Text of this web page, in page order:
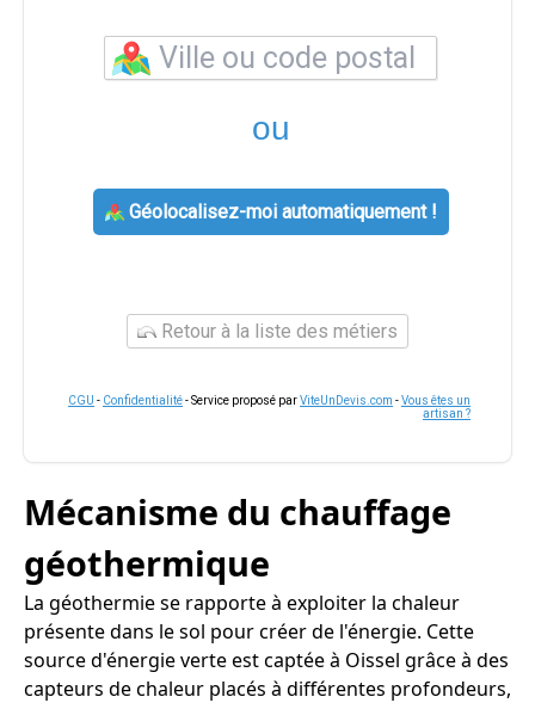
ou
Géolocalisez-moi automatiquement !
Retour à la liste des métiers
CGU - Confidentialité- Service proposé parViteUnDevis.com -Vous êtes un
artisan ?
Mécanisme du chauffage
géothermique
La géothermie se rapporte à exploiter la chaleur
présente dans le sol pour créer de l'énergie. Cette
source d'énergie verte est captée à Oissel grâce à des
capteurs de chaleur placés à différentes profondeurs,